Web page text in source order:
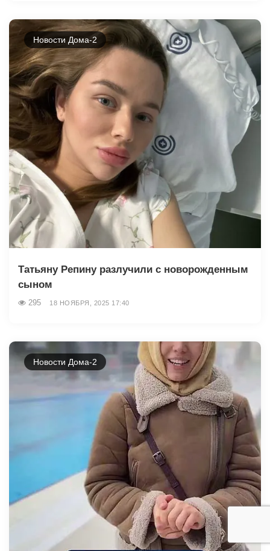
Новости Дома-2
Татьяну Репину разлучили с новорожденным
сыном
295 18 НОЯБРЯ, 2025 17:40
Новости Дома-2